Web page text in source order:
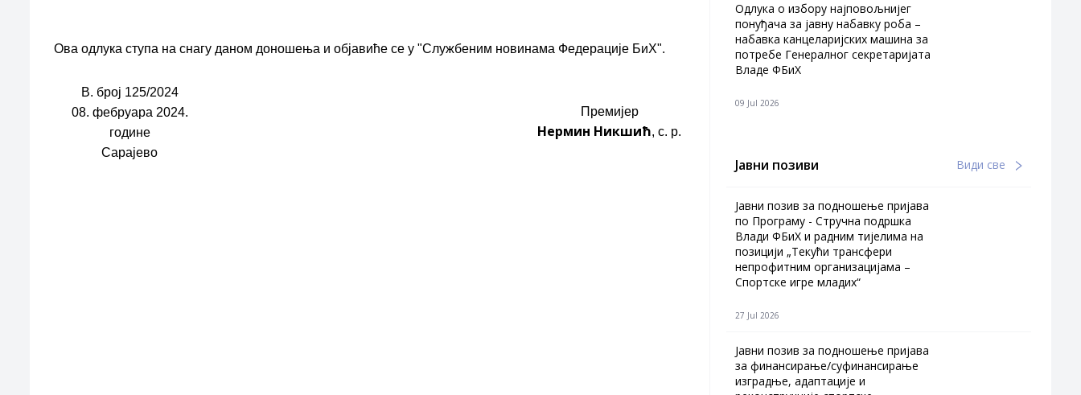
Ова одлука ступа на снагу даном доношења и објавиће се у "Службеним новинама Федерације БиХ".
В. број 125/2024
08. фебруара 2024.
године
Сарајево
Премијер
Нермин Никшић, с. р.
Одлука о избору најповољнијег
понуђача за јавну набавку роба –
набавка канцеларијских машина за
потребе Генералног секретаријата
Владе ФБиХ
09 Jul 2026
Јавни позиви Види све
Јавни позив за подношење пријава
по Програму - Стручна подршка
Влади ФБиХ и радним тијелима на
позицији „Текући трансфери
непрофитним организацијама –
Спортске игре младих“
27 Jul 2026
Jавни позив за подношење пријава
за финансирање/суфинансирање
изградње, адаптације и